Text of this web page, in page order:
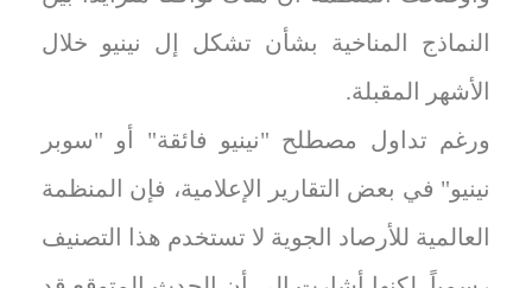
النماذج المناخية بشأن تشكل إل نينيو خلال
الأشهر المقبلة.
ورغم تداول مصطلح "نينيو فائقة" أو "سوبر
نينيو" في بعض التقارير الإعلامية، فإن المنظمة
العالمية للأرصاد الجوية لا تستخدم هذا التصنيف